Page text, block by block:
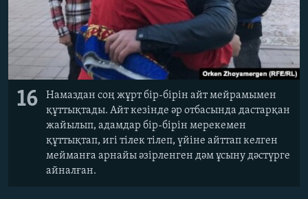
16
Намаздан соң жұрт бір-бірін айт мейрамымен
құттықтады. Айт кезінде әр отбасында дастарқан
жайылып, адамдар бір-бірін мерекемен
құттықтап, игі тілек тілеп, үйіне айттап келген
мейманға арнайы әзірленген дәм ұсыну дәстүрге
айналған.